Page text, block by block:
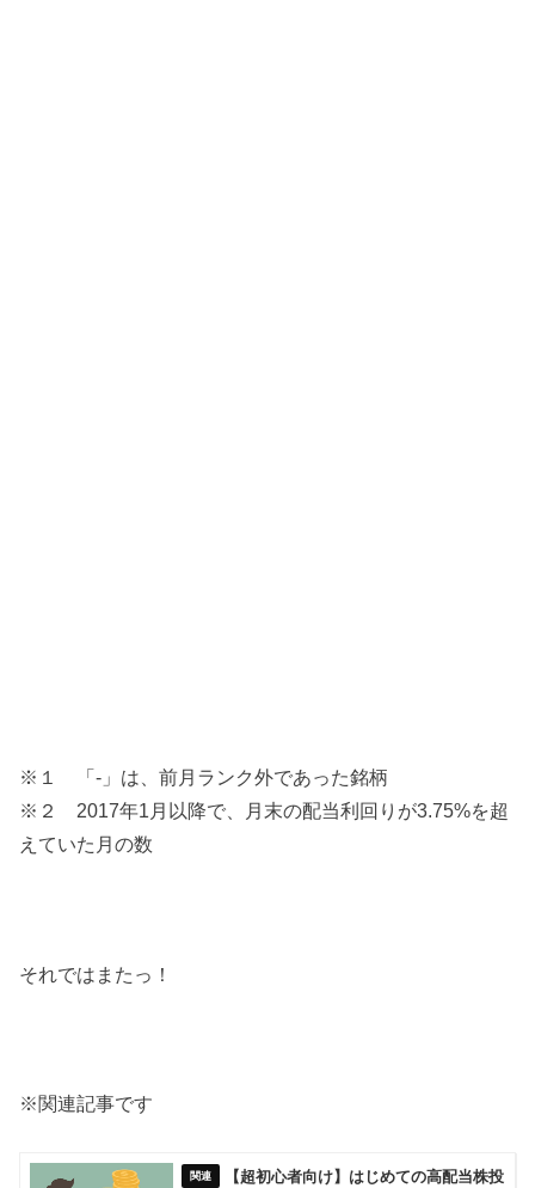
※１ 「-」は、前月ランク外であった銘柄
※２ 2017年1月以降で、月末の配当利回りが3.75%を超
えていた月の数
それではまたっ！
※関連記事です
【超初心者向け】はじめての高配当株投